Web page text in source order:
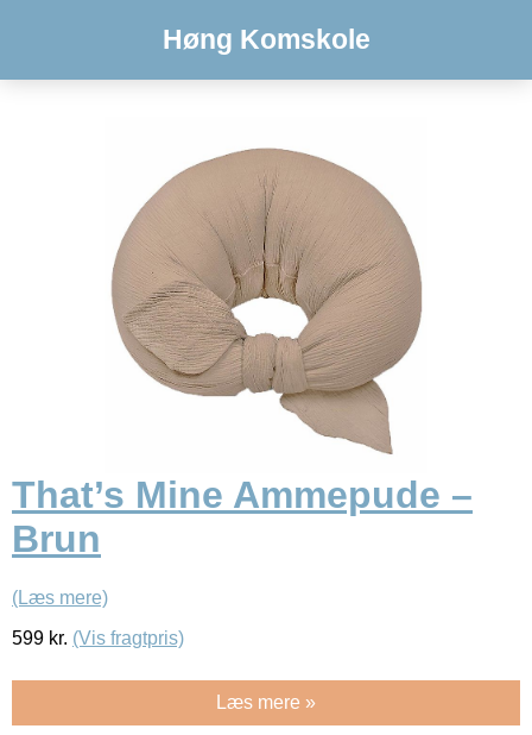
Høng Komskole
That’s Mine Ammepude –
Brun
(Læs mere)
599 kr. (Vis fragtpris)
Læs mere »